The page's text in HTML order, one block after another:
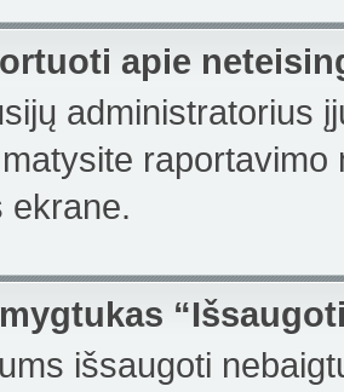
apie
administratorius
ekrane.
išsaugoti